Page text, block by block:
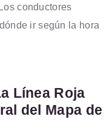
conductores
ir según la hora
Línea Roja
del Mapa de